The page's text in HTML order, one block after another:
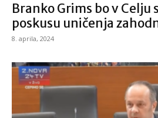
Branko Grims bo v Celju
poskusu uničenja
8. aprila, 2024